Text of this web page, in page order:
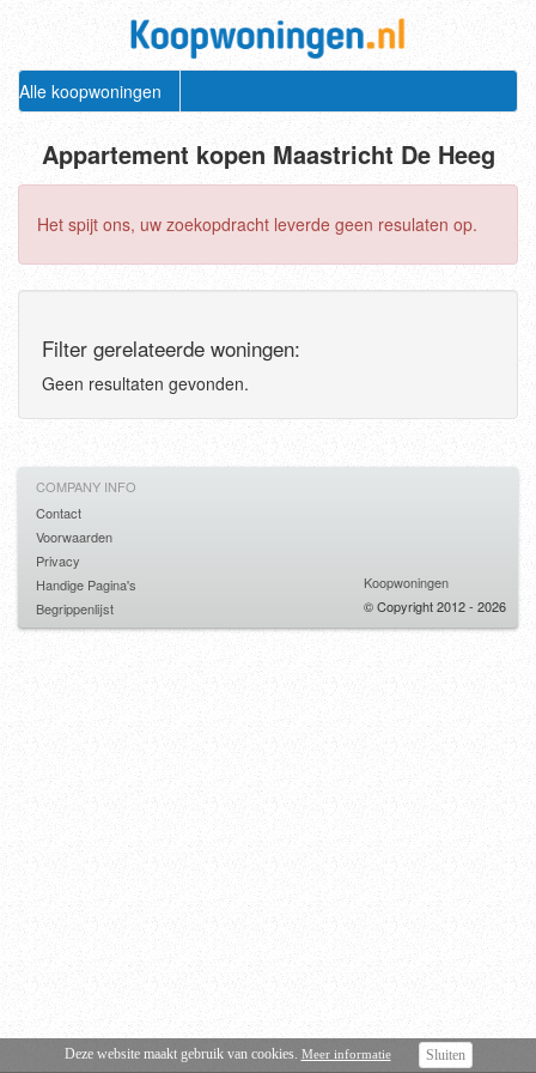
Alle koopwoningen
Appartement kopen Maastricht De Heeg
Het spijt ons, uw zoekopdracht leverde geen resulaten op.
Filter gerelateerde woningen:
Geen resultaten gevonden.
Deze website maakt gebruik van cookies. Meer informatie Sluiten
COMPANY INFO
Contact
Voorwaarden
Privacy
Handige Pagina's
Begrippenlijst
Koopwoningen
© Copyright 2012 - 2026